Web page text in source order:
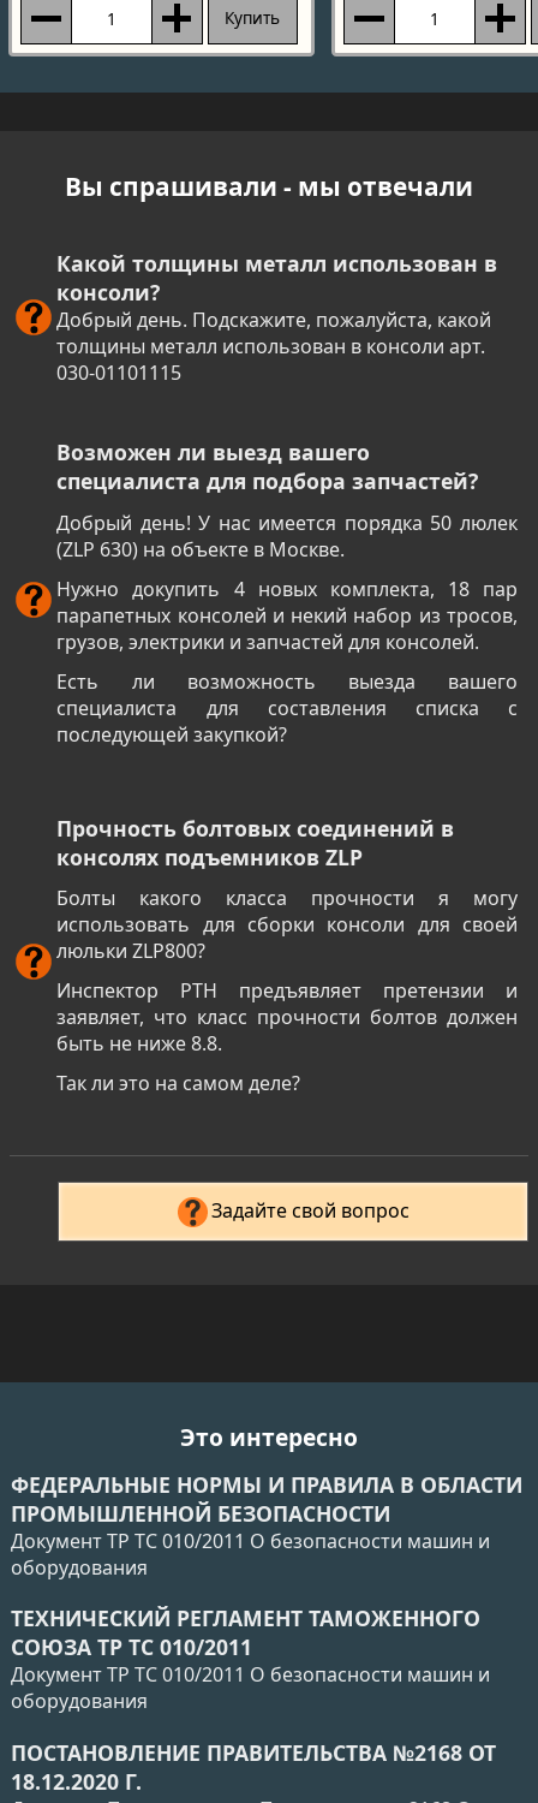
Купить
Вы спрашивали - мы отвечали
Какой толщины металл использован в
консоли?
Добрый день. Подскажите, пожалуйста, какой
толщины металл использован в консоли арт.
030-01101115
Возможен ли выезд вашего
специалиста для подбора запчастей?
Добрый день! У нас имеется порядка 50 люлек
(ZLP 630) на объекте в Москве.
Нужно докупить 4 новых комплекта, 18 пар
парапетных консолей и некий набор из тросов,
грузов, электрики и запчастей для консолей.
Есть ли возможность выезда вашего
специалиста для составления списка с
последующей закупкой?
Прочность болтовых соединений в
консолях подъемников ZLP
Болты какого класса прочности я могу
использовать для сборки консоли для своей
люльки ZLP800?
Инспектор РТН предъявляет претензии и
заявляет, что класс прочности болтов должен
быть не ниже 8.8.
Так ли это на самом деле?
Задайте свой вопрос
Это интересно
ФЕДЕРАЛЬНЫЕ НОРМЫ И ПРАВИЛА В ОБЛАСТИ
ПРОМЫШЛЕННОЙ БЕЗОПАСНОСТИ
Документ ТР ТС 010/2011 О безопасности машин и
оборудования
ТЕХНИЧЕСКИЙ РЕГЛАМЕНТ ТАМОЖЕННОГО
СОЮЗА ТР ТС 010/2011
Документ ТР ТС 010/2011 О безопасности машин и
оборудования
ПОСТАНОВЛЕНИЕ ПРАВИТЕЛЬСТВА №2168 ОТ
18.12.2020 Г.